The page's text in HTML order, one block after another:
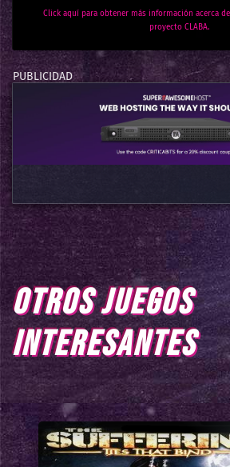
Click aquí para obtener más información acerca
proyecto CLABA.
OTROS JUEGOS
INTERESANTES